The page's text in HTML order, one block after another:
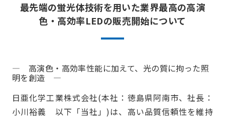
最先端の蛍光体技術を用いた業界最高の高演
色・高効率LEDの販売開始について
― 高演色・高効率性能に加えて、光の質に拘った照
明を創造 ―
日亜化学工業株式会社(本社：徳島県阿南市、社長：
小川裕義 以下「当社」)は、高い品質信頼性を維持